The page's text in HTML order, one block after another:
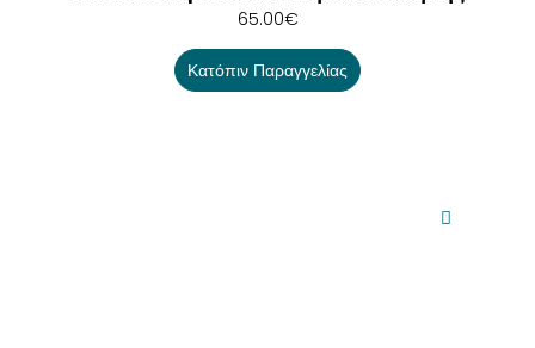
65.00€
Κατόπιν Παραγγελίας